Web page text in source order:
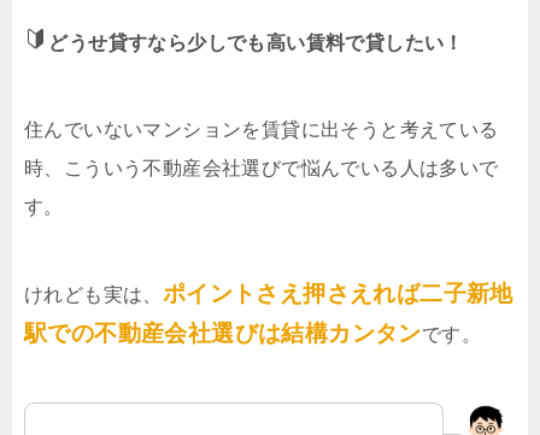
どうせ貸すなら少しでも高い賃料で貸したい！
住んでいないマンションを賃貸に出そうと考えている
時、こういう不動産会社選びで悩んでいる人は多いで
す。
けれども実は、 ポイントさえ押さえれば二子新地
駅での不動産会社選びは結構カンタンです。